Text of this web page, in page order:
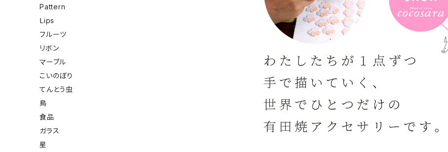
Pattern
Ⅼips
フルーツ
リボン
マーブル
こいのぼり
てんとう虫
鳥
食品
ガラス
星